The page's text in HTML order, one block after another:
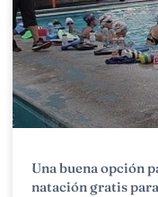
Una buena opción
natación gratis